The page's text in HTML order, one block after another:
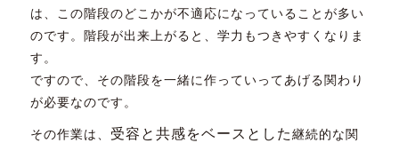
は、この階段のどこかが不適応になっていることが多い
のです。階段が出来上がると、学力もつきやすくなりま
す。
ですので、その階段を一緒に作っていってあげる関わり
が必要なのです。
その作業は、 受容と共感をベースとした継続的な関